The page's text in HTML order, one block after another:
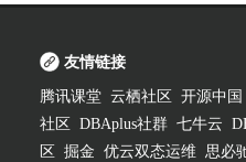
友情链接
腾讯课堂 云栖社区 开源中国
社区
DBAplus社群 七牛云
区
掘金 优云双态运维 思必